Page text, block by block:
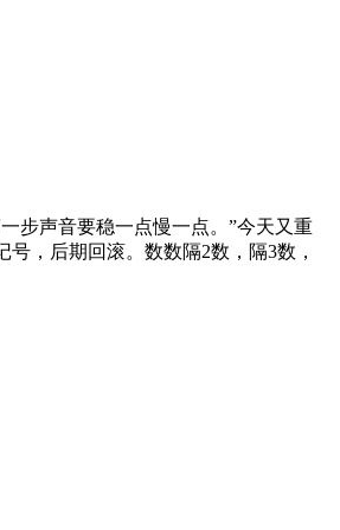
步声音要稳一点慢一点。”今天又重
，后期回滚。数数隔2数，隔3数，